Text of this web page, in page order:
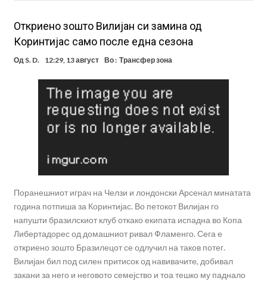
Откриено зошто Вилијан си замина од
Коринтијас само после една сезона
Од S. D. 12:29, 13 август Во : Трансфер зона
Поранешниот играч на Челзи и лондонски Арсенал минатата
година потпиша за Коринтијас. Во петокот Вилијан го
напушти бразилскиот клуб откако екипата испадна во Копа
Либертадорес од домашниот ривал Фламенго. Сега е
откриено зошто Бразилецот се одлучил на таков потег.
Вилијан бил под силен притисок од навивачите, добивал
закани за него и неговото семејство и тоа тешко му паднало